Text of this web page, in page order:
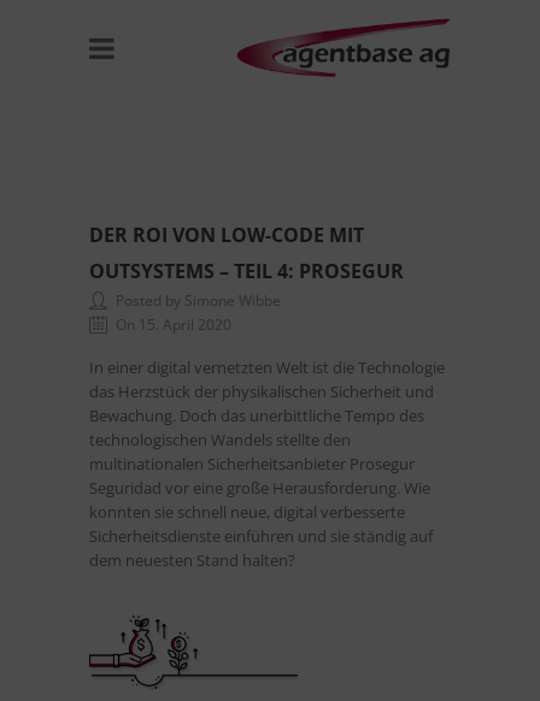
DER ROI VON LOW-CODE MIT
OUTSYSTEMS – TEIL 4: PROSEGUR
Posted by Simone Wibbe
On 15. April 2020
In einer digital vernetzten Welt ist die Technologie
das Herzstück der physikalischen Sicherheit und
Bewachung. Doch das unerbittliche Tempo des
technologischen Wandels stellte den
multinationalen Sicherheitsanbieter Prosegur
Seguridad vor eine große Herausforderung. Wie
konnten sie schnell neue, digital verbesserte
Sicherheitsdienste einführen und sie ständig auf
dem neuesten Stand halten?